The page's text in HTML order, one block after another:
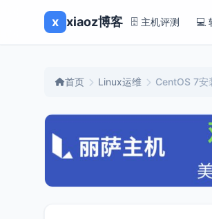
x xiaoz博客 🗄️ 主机评测 💻
首页 Linux运维 CentOS 7安